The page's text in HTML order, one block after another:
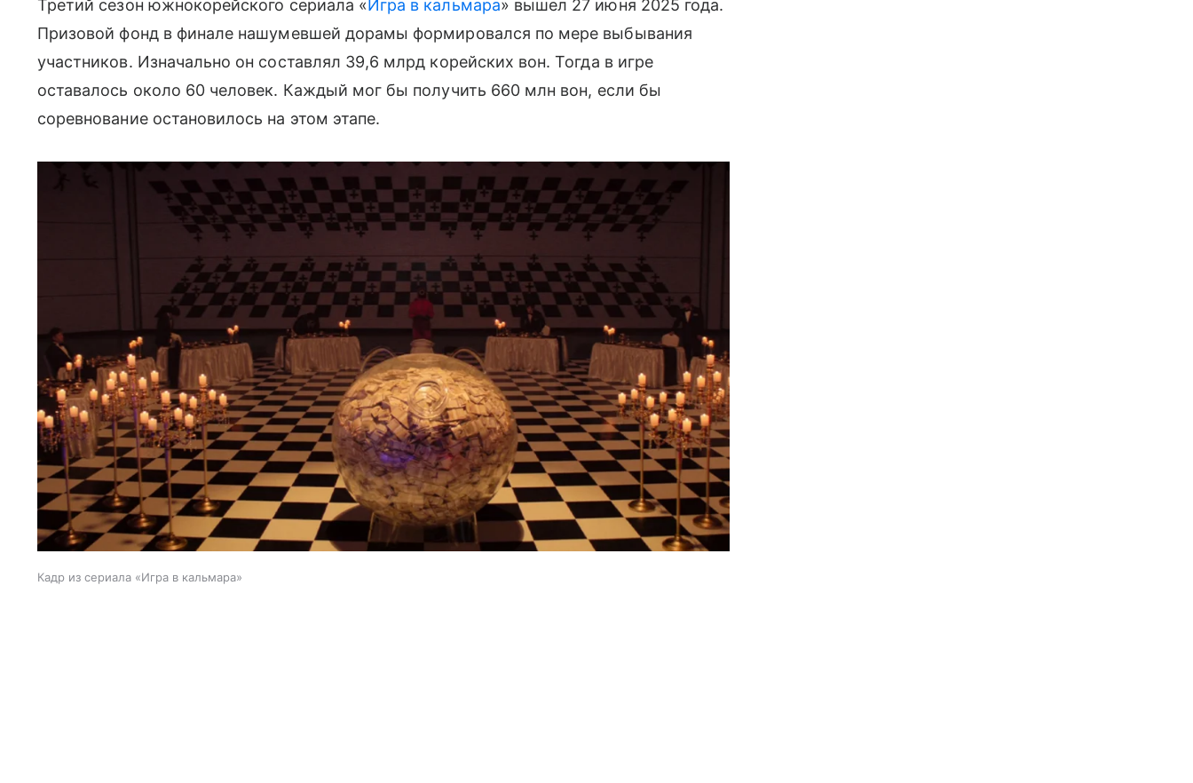
Третий сезон южнокорейского сериала «Игра в кальмара» вышел 27 июня 2025 года.
Призовой фонд в финале нашумевшей дорамы формировался по мере выбывания
участников. Изначально он составлял 39,6 млрд корейских вон. Тогда в игре
оставалось около 60 человек. Каждый мог бы получить 660 млн вон, если бы
соревнование остановилось на этом этапе.
Кадр из сериала «Игра в кальмара»